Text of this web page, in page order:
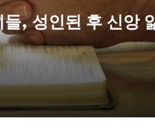
, 성인된 후 신앙